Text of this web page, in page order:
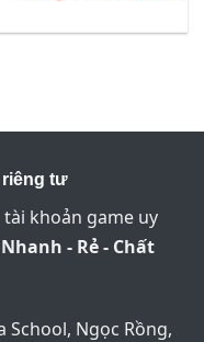
riêng tư
khoản game uy
Nhanh - Rẻ - Chất
Ngọc Rồng,